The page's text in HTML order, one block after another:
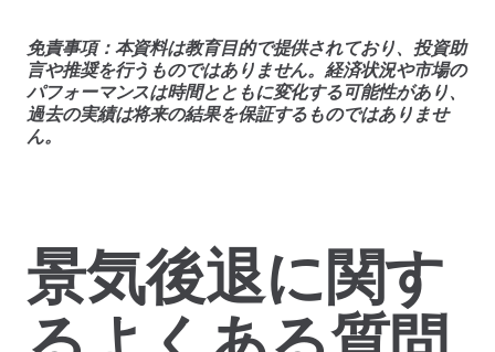
免責事項：本資料は教育目的で提供されており、投資助
言や推奨を行うものではありません。経済状況や市場の
パフォーマンスは時間とともに変化する可能性があり、
過去の実績は将来の結果を保証するものではありませ
ん。
景気後退に関す